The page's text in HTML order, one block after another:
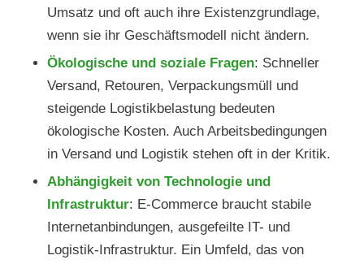
Umsatz und oft auch ihre Existenzgrundlage,
wenn sie ihr Geschäftsmodell nicht ändern.
Ökologische und soziale Fragen: Schneller
Versand, Retouren, Verpackungsmüll und
steigende Logistikbelastung bedeuten
ökologische Kosten. Auch Arbeitsbedingungen
in Versand und Logistik stehen oft in der Kritik.
Abhängigkeit von Technologie und
Infrastruktur: E-Commerce braucht stabile
Internetanbindungen, ausgefeilte IT- und
Logistik-Infrastruktur. Ein Umfeld, das von